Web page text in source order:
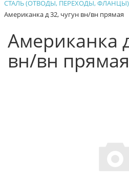
СТАЛЬ (ОТВОДЫ, ПЕРЕХОДЫ, ФЛАНЦЫ)
Американка д 32, чугун вн/вн прямая
Американка
вн/вн прямая